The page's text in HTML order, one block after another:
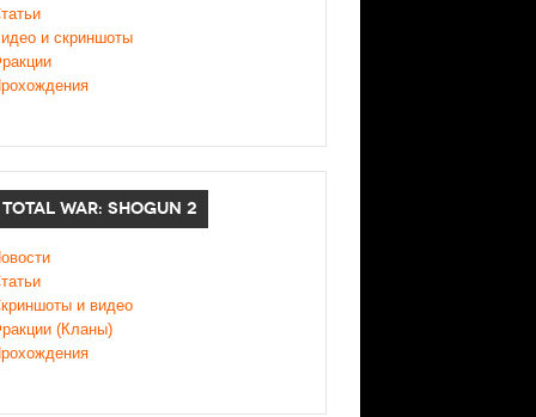
и скриншоты
TOTAL WAR: SHOGUN 2
и видео
(Кланы)